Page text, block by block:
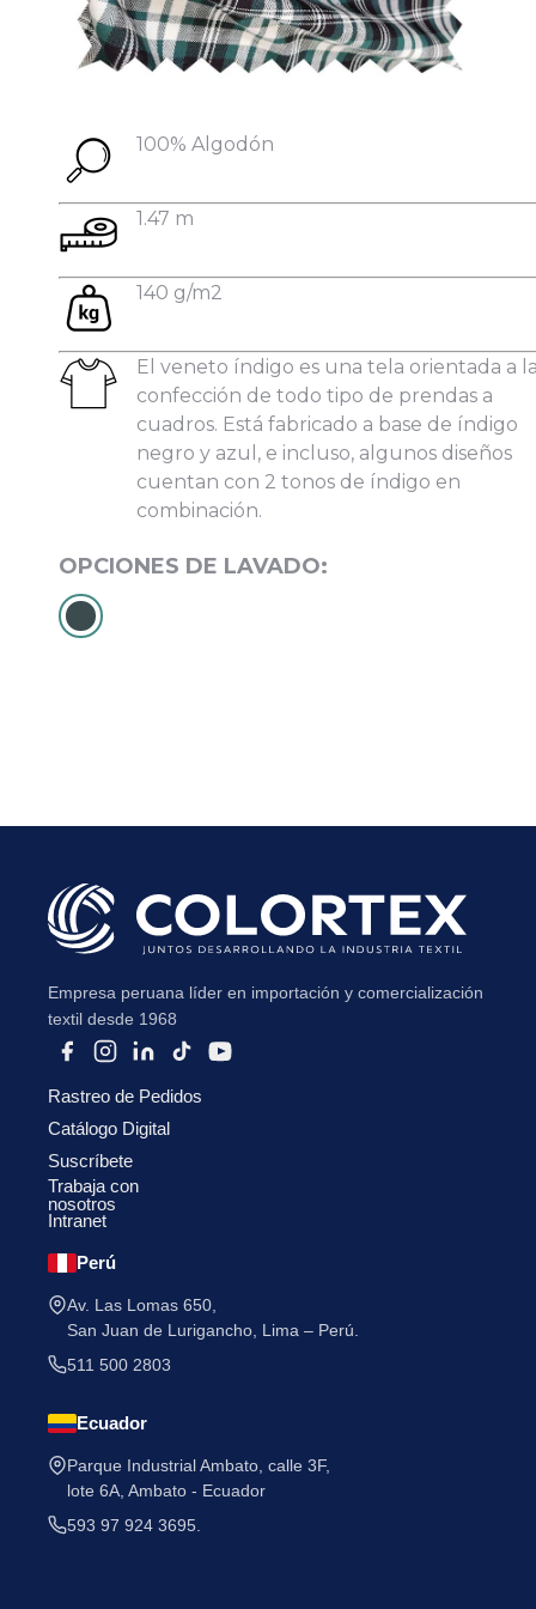
100% Algodón
1.47 m
140 g/m2
El veneto índigo es una tela orientada a
confección de todo tipo de prendas a
cuadros. Está fabricado a base de índigo
negro y azul, e incluso, algunos diseños
cuentan con 2 tonos de índigo en
combinación.
Empresa peruana líder en importación y comercialización
textil desde 1968
Rastreo de Pedidos
Catálogo Digital
Suscríbete
Trabaja con
nosotros
Intranet
Perú
Av. Las Lomas 650,
San Juan de Lurigancho, Lima – Perú.
511 500 2803
Ecuador
Parque Industrial Ambato, calle 3F,
lote 6A, Ambato - Ecuador
593 97 924 3695.
Datos personales: